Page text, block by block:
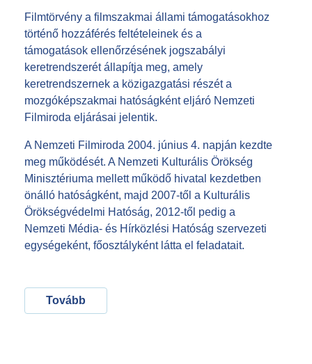
Filmtörvény a filmszakmai állami támogatásokhoz
történő hozzáférés feltételeinek és a
támogatások ellenőrzésének jogszabályi
keretrendszerét állapítja meg, amely
keretrendszernek a közigazgatási részét a
mozgóképszakmai hatóságként eljáró Nemzeti
Filmiroda eljárásai jelentik.
A Nemzeti Filmiroda 2004. június 4. napján kezdte
meg működését. A Nemzeti Kulturális Örökség
Minisztériuma mellett működő hivatal kezdetben
önálló hatóságként, majd 2007-től a Kulturális
Örökségvédelmi Hatóság, 2012-től pedig a
Nemzeti Média- és Hírközlési Hatóság szervezeti
egységeként, főosztályként látta el feladatait.
Tovább